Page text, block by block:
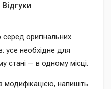
Відгуки
оригінальних
усе необхідне для
стані — в одному місці.
напишіть